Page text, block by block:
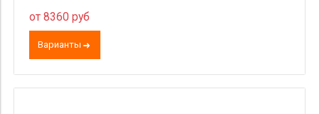
от 8360 руб
Варианты